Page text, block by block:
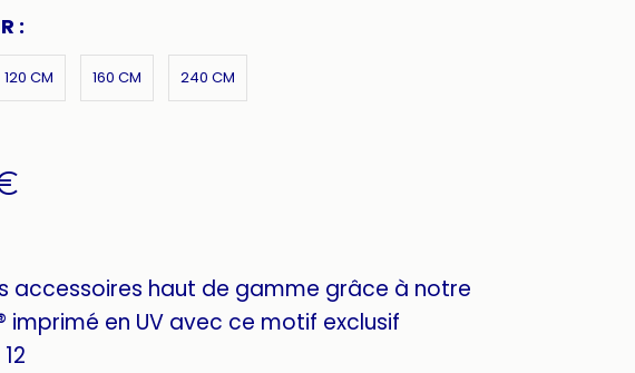
:
120 CM 160 CM 240 CM
accessoires haut de gamme grâce à notre
imprimé en UV avec ce motif exclusif